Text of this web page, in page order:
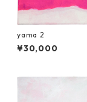
yama 2
¥30,000